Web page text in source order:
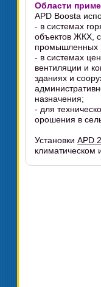
Области
APD Boosta
- в системах
объектов ЖКХ,
промышленных
- в системах
вентиляции и
зданиях и
назначения;
- для
орошения в
УстановкиAPD
климатическом